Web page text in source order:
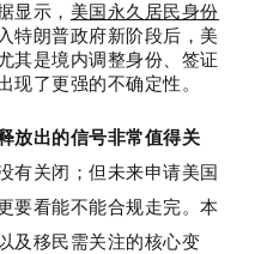
显示， 美国永久居民身份
特朗普政府新阶段后，美
其是境内调整身份、签证
现了更强的不确定性。
放出的信号非常值得关
有关闭；但未来申请美国
要看能不能合规走完。本
及移民需关注的核心变